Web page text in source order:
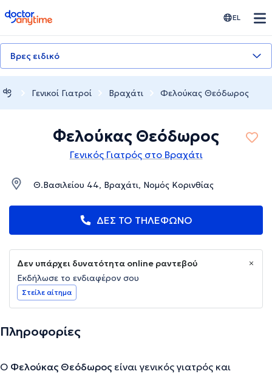
doctoranytime EL
Βρες ειδικό
Γενικοί Γιατροί Βραχάτι Φελούκας Θεόδωρος
Φελούκας Θεόδωρος
Γενικός Γιατρός στο Βραχάτι
Θ.Βασιλείου 44, Βραχάτι, Νομός Κορινθίας
ΔΕΣ ΤΟ ΤΗΛΕΦΩΝΟ
Δεν υπάρχει δυνατότητα online ραντεβού
Εκδήλωσε το ενδιαφέρον σου
Στείλε αίτημα
Πληροφορίες
Ο Φελούκας Θεόδωρος είναι γενικός γιατρός και